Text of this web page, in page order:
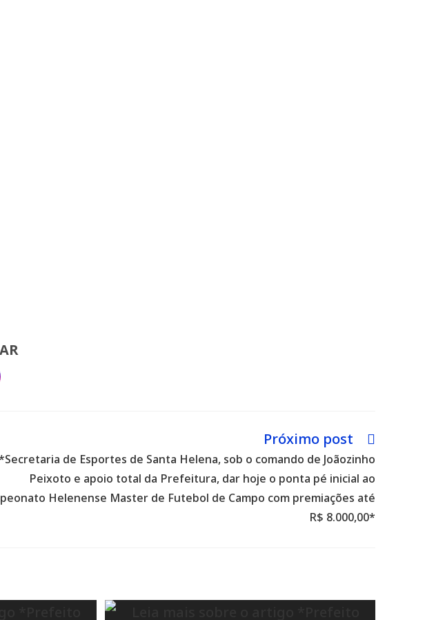
Próximo post
de Esportes de Santa Helena, sob o comando de Joãozinho
Peixoto e apoio total da Prefeitura, dar hoje o ponta pé inicial ao
Helenense Master de Futebol de Campo com premiações até
R$ 8.000,00*